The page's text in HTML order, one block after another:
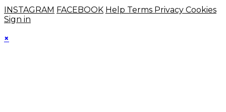
INSTAGRAM FACEBOOK Help Terms Privacy Cookies
Sign in
×